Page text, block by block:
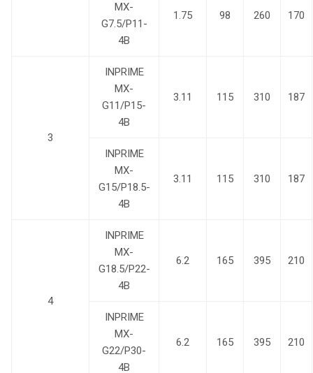
MX-
G7.5/P11-
4B
1.75 98 260 170
3
INPRIME
MX-
G11/P15-
4B
3.11 115 310 187
INPRIME
MX-
G15/P18.5-
4B
3.11 115 310 187
4
INPRIME
MX-
G18.5/P22-
4B
6.2 165 395 210
INPRIME
MX-
G22/P30-
4B
6.2 165 395 210